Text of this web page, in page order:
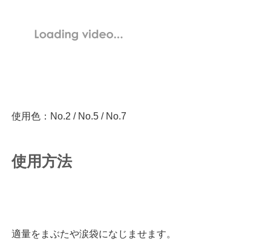
使用色：No.2 / No.5 / No.7
使用方法
適量をまぶたや涙袋になじませます。